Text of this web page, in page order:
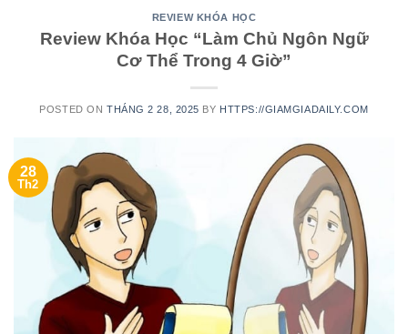
REVIEW KHÓA HỌC
Review Khóa Học “Làm Chủ Ngôn Ngữ
Cơ Thể Trong 4 Giờ”
POSTED ON THÁNG 2 28, 2025 BY HTTPS://GIAMGIADAILY.COM
28
Th2